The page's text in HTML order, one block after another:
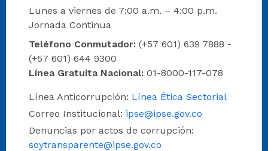
Lunes a viernes de 7:00 a.m. – 4:00 p.m.
Jornada Continua
Teléfono Conmutador: (+57 601) 639 7888 -
(+57 601) 644 9300
Línea Gratuita Nacional: 01-8000-117-078
Línea Anticorrupción: Línea Ética Sectorial
Correo Institucional: ipse@ipse.gov.co
Denuncias por actos de corrupción:
soytransparente@ipse.gov.co